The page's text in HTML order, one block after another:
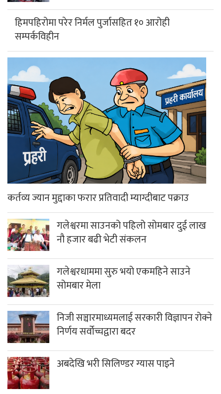
हिमपहिरोमा परेर निर्मल पुर्जासहित १० आरोही
सम्पर्कविहीन
कर्तव्य ज्यान मुद्दाका फरार प्रतिवादी म्याग्दीबाट पक्राउ
गलेश्वरमा साउनको पहिलो सोमबार दुई लाख
नौ हजार बढी भेटी संकलन
गलेश्वरधाममा सुरु भयो एकमहिने साउने
सोमबार मेला
निजी सञ्चारमाध्यमलाई सरकारी विज्ञापन रोक्ने
निर्णय सर्वोच्चद्वारा बदर
अबदेखि भरी सिलिण्डर ग्यास पाइने